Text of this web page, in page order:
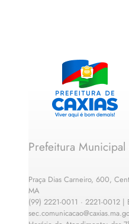
Prefeitura Municipal
Praça Dias Carneiro, 600,
MA
(99) 2221-0011 · 2221-0012 |